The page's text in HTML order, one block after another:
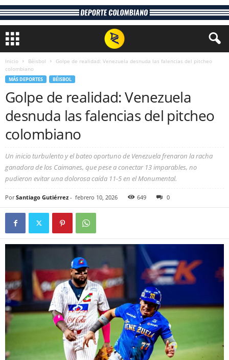
Inicio Béisbol
Golpe de realidad: Venezuela desnuda las falencias del pitcheo
colombiano
MÁS DEPORTES BÉISBOL
Golpe de realidad: Venezuela
desnuda las falencias del pitcheo
colombiano
Un inicio turbulento y el bateo oportuno de Venezuela frenaron la racha
ganadora de los Caimanes, que pese a conectar 13 imparables, no
pudieron evitar una dolorosa caída 11-5 en el Monumental.
Por Santiago Gutiérrez - febrero 10, 2026 649 0